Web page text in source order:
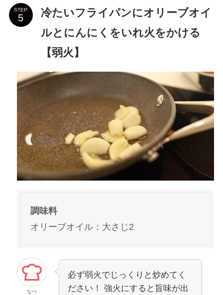
STEP
冷たいフライパンにオリーブオイ
ルとにんにくをいれ火をかける
【弱火】
調味料
オリーブオイル：大さじ2
なべ
必ず弱火でじっくりと炒めてく
ださい！ 強火にすると旨味が出